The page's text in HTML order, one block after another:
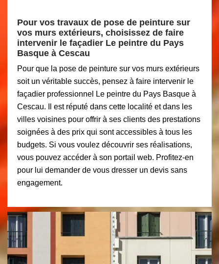
Pour vos travaux de pose de peinture sur
vos murs extérieurs, choisissez de faire
intervenir le façadier Le peintre du Pays
Basque à Cescau
Pour que la pose de peinture sur vos murs extérieurs
soit un véritable succès, pensez à faire intervenir le
façadier professionnel Le peintre du Pays Basque à
Cescau. Il est réputé dans cette localité et dans les
villes voisines pour offrir à ses clients des prestations
soignées à des prix qui sont accessibles à tous les
budgets. Si vous voulez découvrir ses réalisations,
vous pouvez accéder à son portail web. Profitez-en
pour lui demander de vous dresser un devis sans
engagement.